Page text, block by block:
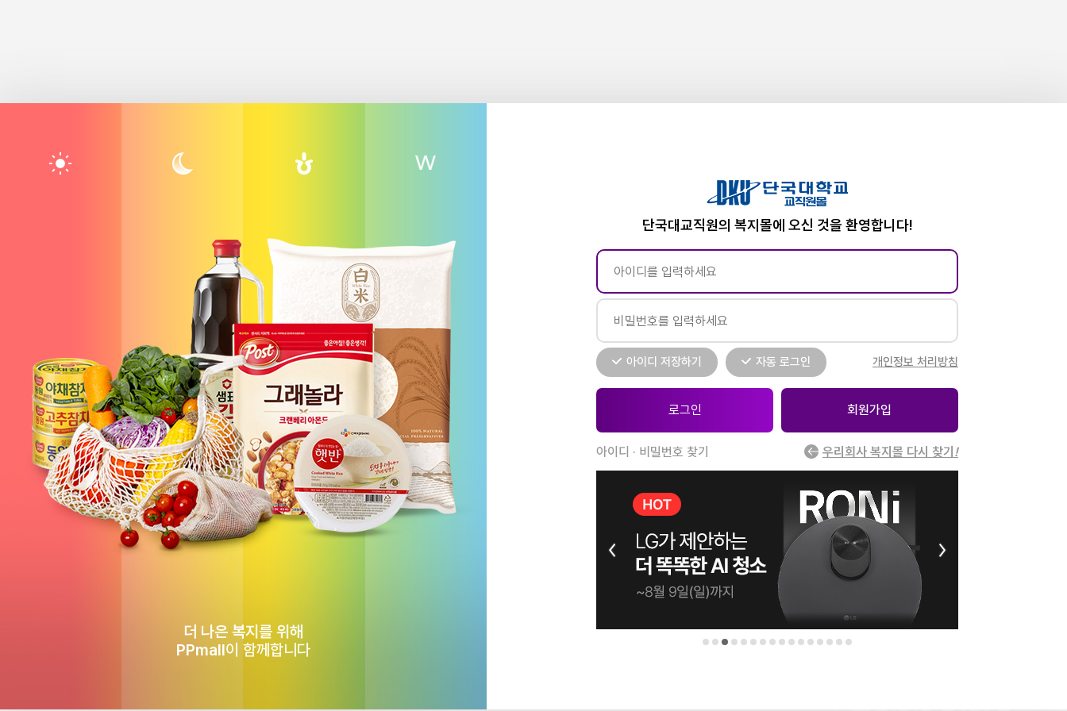
더 나은 복지를 위해
PPmall이 함께합니다
단국대교직원의 복지몰에 오신 것을 환영합니다!
아이디 저장하기 자동 로그인 개인정보 처리방침
회원가입
아이디 · 비밀번호 찾기 우리회사 복지몰 다시 찾기 !